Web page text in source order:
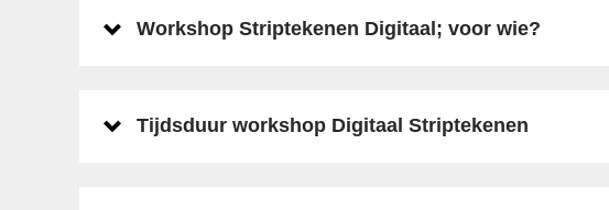
Workshop Striptekenen Digitaal; voor wie?
Tijdsduur workshop Digitaal Striptekenen